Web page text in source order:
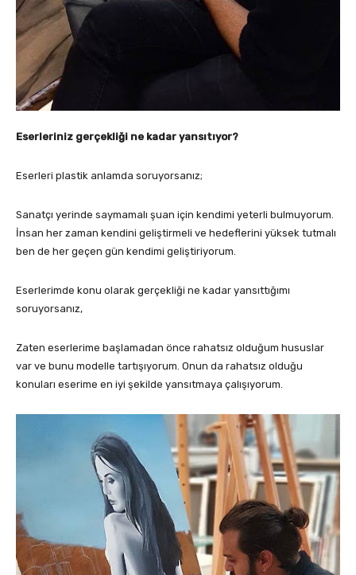
Eserleriniz gerçekliği ne kadar yansıtıyor?
Eserleri plastik anlamda soruyorsanız;
Sanatçı yerinde saymamalı şuan için kendimi yeterli bulmuyorum.
İnsan her zaman kendini geliştirmeli ve hedeflerini yüksek tutmalı
ben de her geçen gün kendimi geliştiriyorum.
Eserlerimde konu olarak gerçekliği ne kadar yansıttığımı
soruyorsanız,
Zaten eserlerime başlamadan önce rahatsız olduğum hususlar
var ve bunu modelle tartışıyorum. Onun da rahatsız olduğu
konuları eserime en iyi şekilde yansıtmaya çalışıyorum.